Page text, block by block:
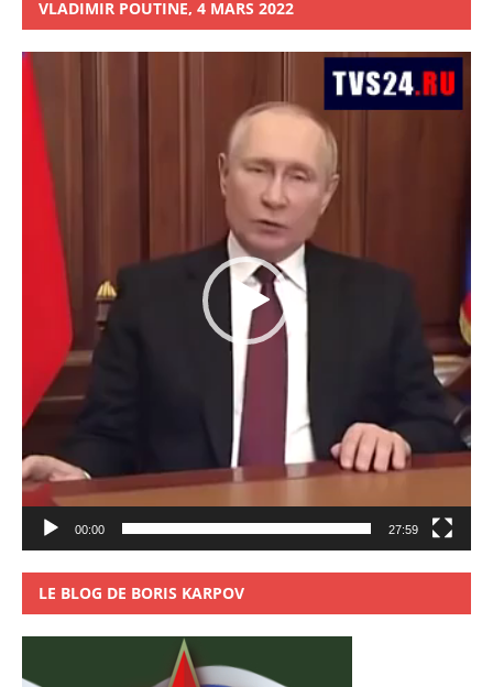
VLADIMIR POUTINE, 4 MARS 2022
Lecteur
vidéo
00:00 27:59
LE BLOG DE BORIS KARPOV